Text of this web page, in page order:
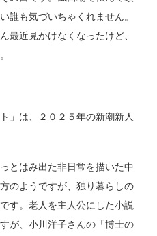
誰も気づいちゃくれません。
最近見かけなくなったけど、
」は、２０２５年の新潮新人
とはみ出た非日常を描いた中
のようですが、独り暮らしの
す。老人を主人公にした小説
が、小川洋子さんの「博士の